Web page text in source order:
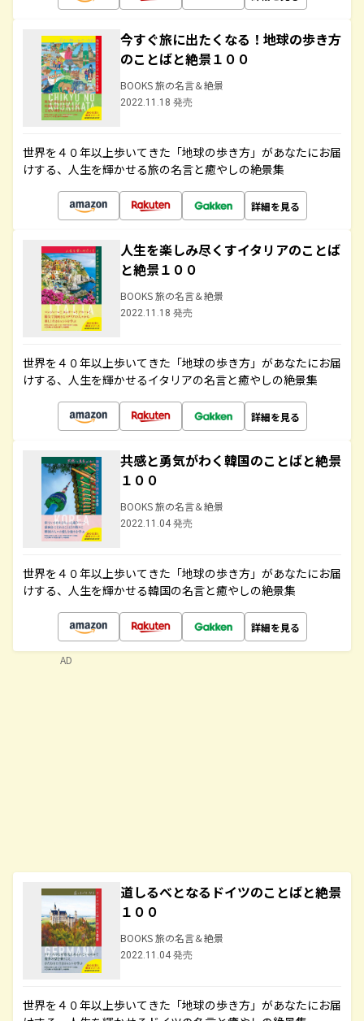
今すぐ旅に出たくなる！地球の歩き方
のことばと絶景１００
BOOKS 旅の名言＆絶景
2022.11.18 発売
世界を４０年以上歩いてきた「地球の歩き方」があなたにお届
けする、人生を輝かせる旅の名言と癒やしの絶景集
詳細を見る
人生を楽しみ尽くすイタリアのことば
と絶景１００
BOOKS 旅の名言＆絶景
2022.11.18 発売
世界を４０年以上歩いてきた「地球の歩き方」があなたにお届
けする、人生を輝かせるイタリアの名言と癒やしの絶景集
詳細を見る
共感と勇気がわく韓国のことばと絶景
１００
BOOKS 旅の名言＆絶景
2022.11.04 発売
世界を４０年以上歩いてきた「地球の歩き方」があなたにお届
けする、人生を輝かせる韓国の名言と癒やしの絶景集
詳細を見る
道しるべとなるドイツのことばと絶景
１００
BOOKS 旅の名言＆絶景
2022.11.04 発売
世界を４０年以上歩いてきた「地球の歩き方」があなたにお届
AD